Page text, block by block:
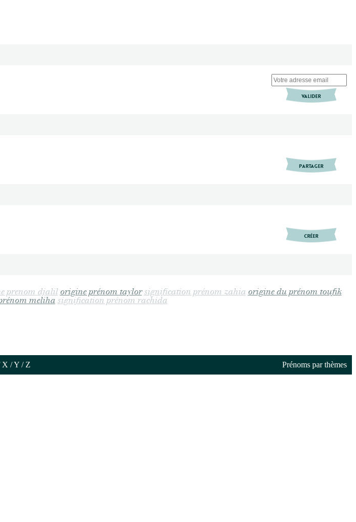
VALIDER
PARTAGER
CRÉER
prenom djalil origine prénom taylor signification prénom zahia origine du prénom toufik
meliha signification prénom rachida
X /Y / Z
Prénoms par thèmes